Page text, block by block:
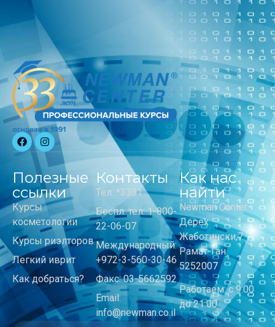
Полезные
ссылки
Курсы
косметологии
Курсы риэлторов
Легкий иврит
Как добраться?
Контакты
Тел: *3331
Беспл. тел: 1-800-
22-06-07
Международный:
+972-3-560-30-46
Факс: 03-5662592
Email:
info@newman.co.il
Как нас
найти
Newman Center
Дерех
Жаботински,7
Рамат-Ган
5252007
Работаем: с 9:00
до 21:00